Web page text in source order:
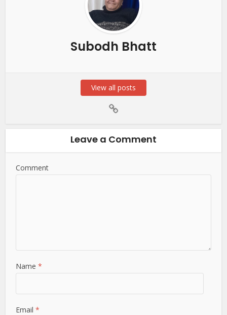
Subodh Bhatt
View all posts
Leave a Comment
Comment
Name*
Email*